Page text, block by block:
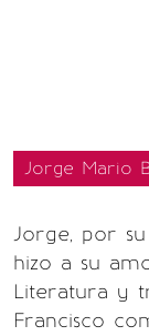
Jorge Mario
Jorge, por su
hizo a su
Literatura y
Francisco